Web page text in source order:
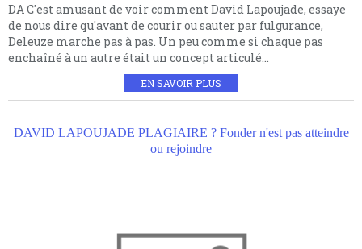
DA C'est amusant de voir comment David Lapoujade, essaye
de nous dire qu'avant de courir ou sauter par fulgurance,
Deleuze marche pas à pas. Un peu comme si chaque pas
enchaîné à un autre était un concept articulé...
EN SAVOIR PLUS
DAVID LAPOUJADE PLAGIAIRE ? Fonder n'est pas atteindre
ou rejoindre